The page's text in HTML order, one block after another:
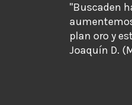
"Buscaden
plan oro y
Joaquín D.